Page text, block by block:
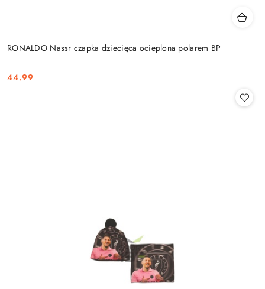
RONALDO Nassr czapka dziecięca ocieplona polarem BP
Cena:
44.99